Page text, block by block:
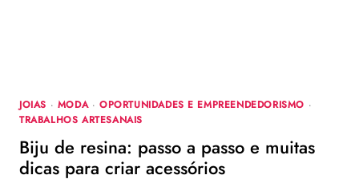
JOIAS · MODA· OPORTUNIDADES E EMPREENDEDORISMO ·
TRABALHOS ARTESANAIS
Biju de resina: passo a passo e muitas
dicas para criar acessórios